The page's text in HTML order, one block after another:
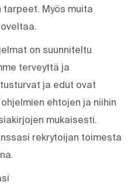
Myös muita
on suunniteltu
terveyttä ja
ja edut ovat
ehtojen ja niihin
mukaisesti.
rekrytoijan toimesta